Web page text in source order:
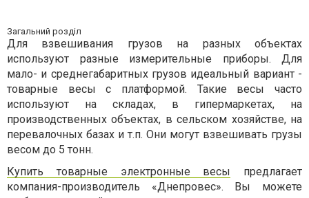
Загальний розділ
Для взвешивания грузов на разных объектах
используют разные измерительные приборы. Для
мало- и среднегабаритных грузов идеальный вариант -
товарные весы с платформой. Такие весы часто
используют на складах, в гипермаркетах, на
производственных объектах, в сельском хозяйстве, на
перевалочных базах и т.п. Они могут взвешивать грузы
весом до 5 тонн.
Купить товарные электронные весы предлагает
компания-производитель «Днепровес». Вы можете